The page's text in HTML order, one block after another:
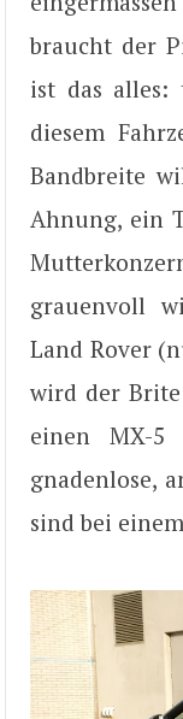
braucht der
ist das
diesem
Bandbreite
Ahnung, ein
grauenvoll
Land Rover
wird der
einen MX-5
gnadenlose,
sind bei